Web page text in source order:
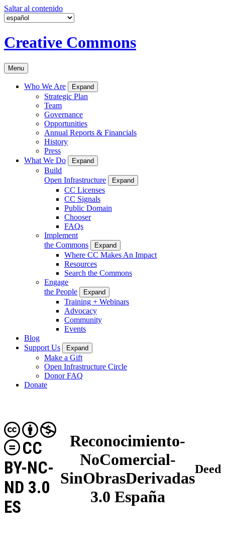
Saltar al contenido
Creative Commons
Menu
Who We Are Expand
Strategic Plan
Team
Governance
Opportunities
Annual Reports & Financials
History
Press
What We Do
Expand
Build
Open Infrastructure
Expand
CC Licenses
CC Signals
Public Domain
Chooser
FAQs
Implement
the Commons
Expand
Where CC Makes An Impact
Resources
Search the Commons
Engage
the People
Expand
Training + Webinars
Advocacy
Community
Events
Blog
Support Us
Expand
Make a Gift
Open Infrastructure Circle
Donor FAQ
Donate
Reconocimiento-
NoComercial-
SinObrasDerivadas
3.0 España
CC
BY-NC-
ND 3.0
ES
Deed